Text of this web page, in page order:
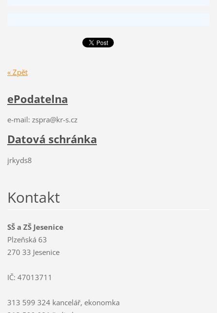
« Zpět
ePodatelna
e-mail: zspra@kr-s.cz
Datová schránka
jrkyds8
Kontakt
SŠ a ZŠ Jesenice
Plzeňská 63
270 33 Jesenice
IČ: 47013711
313 599 324 kancelář, ekonomka